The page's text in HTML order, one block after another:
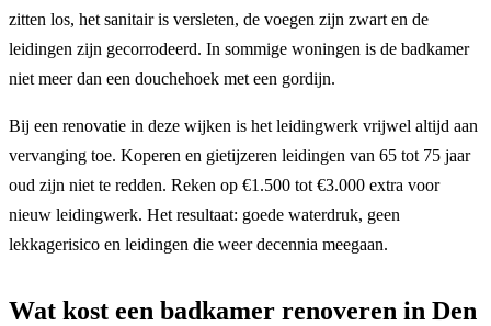
zitten los, het sanitair is versleten, de voegen zijn zwart en de
leidingen zijn gecorrodeerd. In sommige woningen is de badkamer
niet meer dan een douchehoek met een gordijn.
Bij een renovatie in deze wijken is het leidingwerk vrijwel altijd aan
vervanging toe. Koperen en gietijzeren leidingen van 65 tot 75 jaar
oud zijn niet te redden. Reken op €1.500 tot €3.000 extra voor
nieuw leidingwerk. Het resultaat: goede waterdruk, geen
lekkagerisico en leidingen die weer decennia meegaan.
Wat kost een badkamer renoveren in Den